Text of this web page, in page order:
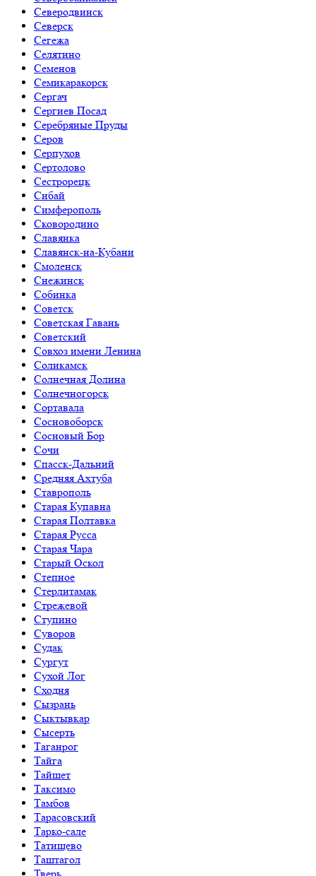
Северодвинск
Северск
Сегежа
Селятино
Семенов
Семикаракорск
Сергач
Сергиев Посад
Серебряные Пруды
Серов
Серпухов
Сертолово
Сестрорецк
Сибай
Симферополь
Сковородино
Славянка
Славянск-на-Кубани
Смоленск
Снежинск
Собинка
Советск
Советская Гавань
Советский
Совхоз имени Ленина
Соликамск
Солнечная Долина
Солнечногорск
Сортавала
Сосновоборск
Сосновый Бор
Сочи
Спасск-Дальний
Средняя Ахтуба
Ставрополь
Старая Купавна
Старая Полтавка
Старая Русса
Старая Чара
Старый Оскол
Степное
Стерлитамак
Стрежевой
Ступино
Суворов
Судак
Сургут
Сухой Лог
Сходня
Сызрань
Сыктывкар
Сысерть
Таганрог
Тайга
Тайшет
Таксимо
Тамбов
Тарасовский
Тарко-сале
Татищево
Таштагол